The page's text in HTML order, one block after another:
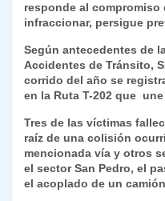
responde al
infraccionar, persigue
Según antecedentes de
Accidentes de Tránsito,
corrido del año se
en la Ruta T-202 que
Tres de las víctimas
raíz de una colisión
mencionada vía y otros
el sector San Pedro, el
el acoplado de un